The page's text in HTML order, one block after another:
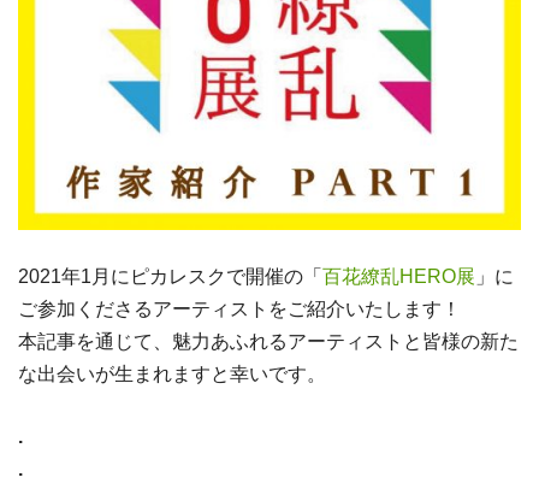
2021年1月にピカレスクで開催の「 百花繚乱HERO展 」に
ご参加くださるアーティストをご紹介いたします！
本記事を通じて、魅力あふれるアーティストと皆様の新た
な出会いが生まれますと幸いです。
.
.